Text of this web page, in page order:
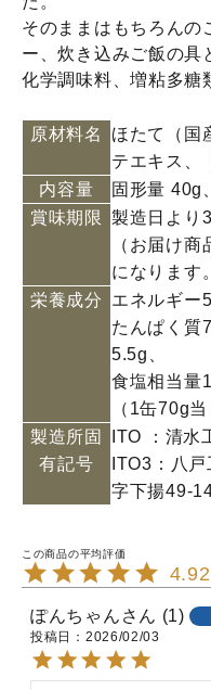
そのままはもちろんの
ー、炊き込みご飯の具
化学調味料、増粘多糖
原材料名
ほたて（国
テエキス、
内容量
固形量 40g
賞味期限 製造日より
（お届け
になります
栄養成分
エネルギー
たんぱく質
5.5g、
食塩相当量
（1缶70g
製造所固
有記号
ITO ：清
ITO3：八
字下揚49-
4.92
ぽんちゃん 1
投稿日
2026/02/03